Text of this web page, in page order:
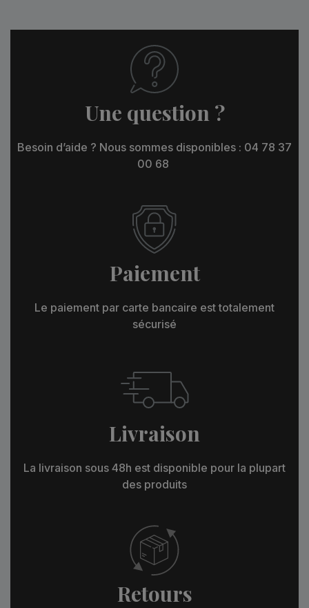
Une question ?
Besoin d’aide ? Nous sommes disponibles : 04 78 37
00 68
Paiement
Le paiement par carte bancaire est totalement
sécurisé
Livraison
La livraison sous 48h est disponible pour la plupart
des produits
Retours